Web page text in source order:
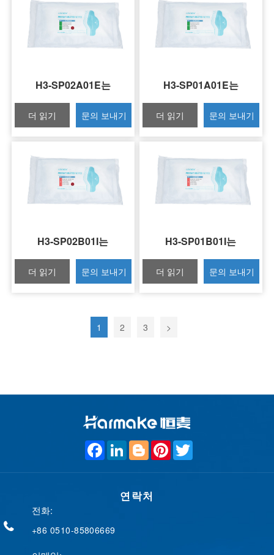
H3-SP02A01E는
더 읽기 문의 보내기
H3-SP01A01E는
더 읽기 문의 보내기
H3-SP02B01I는
더 읽기 문의 보내기
H3-SP01B01I는
더 읽기 문의 보내기
1 2 3 >
F
e
L
k
d
I
B
g
e
r
P
t
T
t
연락처
전화:
+86 0510-85806669